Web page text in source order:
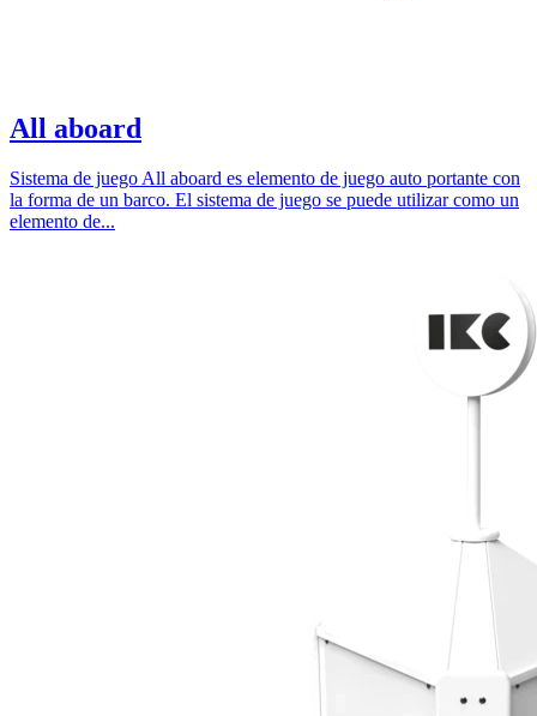
All aboard
Sistema de juego All aboard es elemento de juego auto portante con
la forma de un barco. El sistema de juego se puede utilizar como un
elemento de...